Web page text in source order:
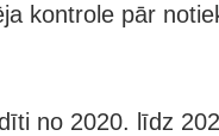
kontrole pār
no 2020. līdz